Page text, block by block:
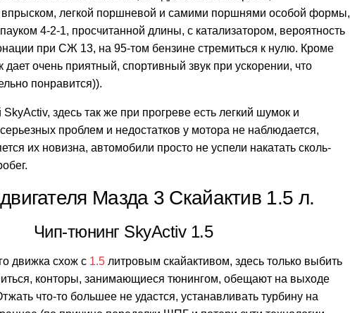
легкой поршневой и самими поршнями особой формы,
4-2-1, просчитанной длины, с катализатором, вероятность
при СЖ 13, на 95-том бензине стремиться к нулю. Кроме
дает очень приятный, спортивный звук при ускорении, что
понравится)).
здесь так же при прогреве есть легкий шумок и
проблем и недостатков у мотора не наблюдается,
их новизна, автомобили просто не успели накатать сколь-
Мазда 3 Скайактив 1.5 л.
Чип-тюнинг SkyActiv 1.5
движка схож с 1.5 литровым скайактивом, здесь только выбить
конторы, занимающиеся тюнингом, обещают на выходе
что-то большее не удастся, устанавливать турбину на